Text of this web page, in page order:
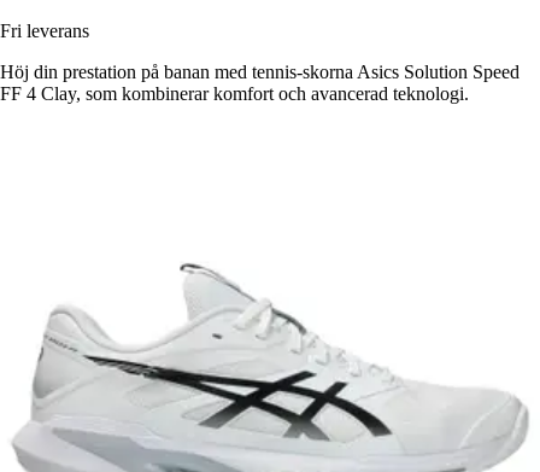
Fri leverans
Höj din prestation på banan med tennis-skorna Asics Solution Speed
FF 4 Clay, som kombinerar komfort och avancerad teknologi.